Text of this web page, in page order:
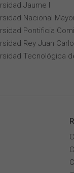
Jaume I
Nacional
Pontificia
Rey Juan
Tecnológica